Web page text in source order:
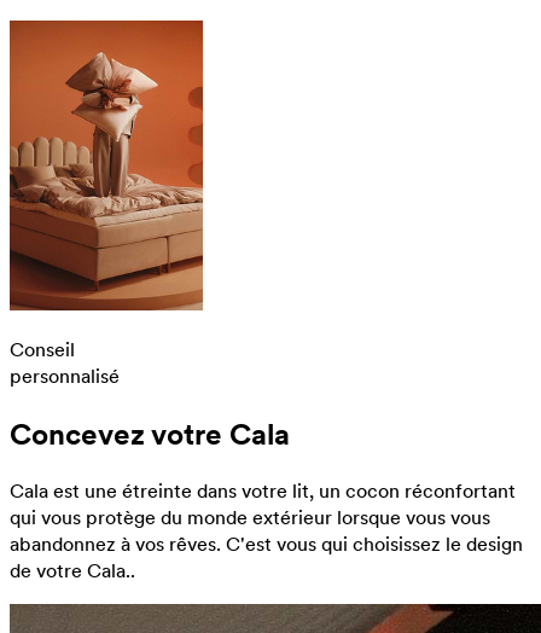
Conseil
personnalisé
Concevez votre Cala
Cala est une étreinte dans votre lit, un cocon réconfortant
qui vous protège du monde extérieur lorsque vous vous
abandonnez à vos rêves. C'est vous qui choisissez le design
de votre Cala..